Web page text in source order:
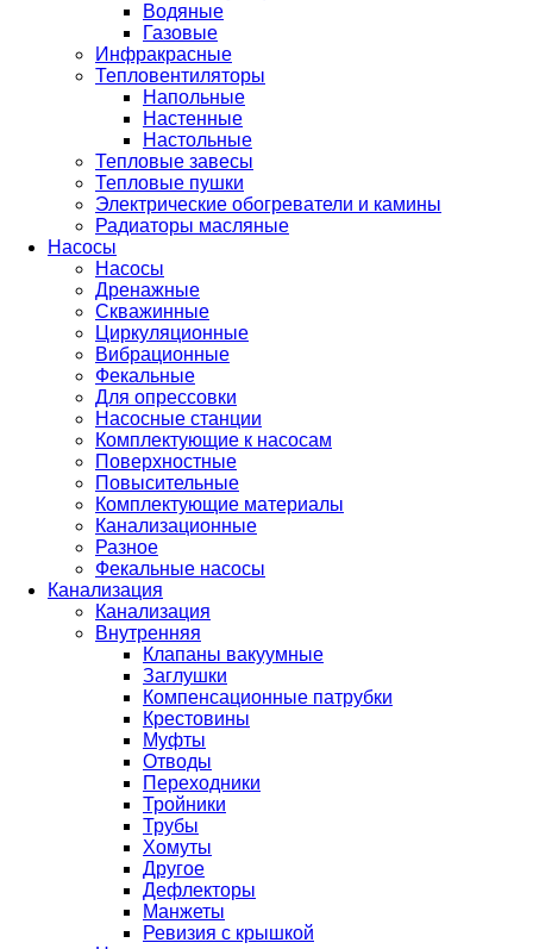
Водяные
Газовые
Инфракрасные
Тепловентиляторы
Напольные
Настенные
Настольные
Тепловые завесы
Тепловые пушки
Электрические обогреватели и камины
Радиаторы масляные
Насосы
Насосы
Дренажные
Скважинные
Циркуляционные
Вибрационные
Фекальные
Для опрессовки
Насосные станции
Комплектующие к насосам
Поверхностные
Повысительные
Комплектующие материалы
Канализационные
Разное
Фекальные насосы
Канализация
Канализация
Внутренняя
Клапаны вакуумные
Заглушки
Компенсационные патрубки
Крестовины
Муфты
Отводы
Переходники
Тройники
Трубы
Хомуты
Другое
Дефлекторы
Манжеты
Ревизия с крышкой